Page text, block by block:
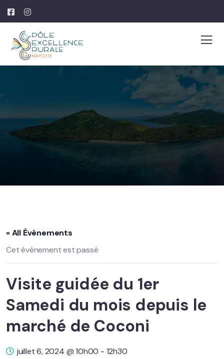
« All Évènements
Cet évènement est passé
Visite guidée du 1er
Samedi du mois depuis le
marché de Coconi
juillet 6, 2024 @ 10h00 - 12h30